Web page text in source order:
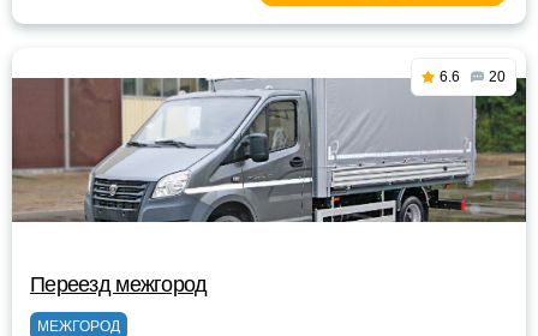
6.6 20
Переезд межгород
МЕЖГОРОД